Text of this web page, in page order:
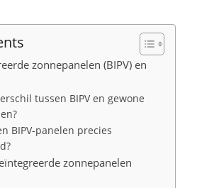
zonnepanelen (BIPV) en
tussen BIPV en gewone
BIPV-panelen precies
zonnepanelen